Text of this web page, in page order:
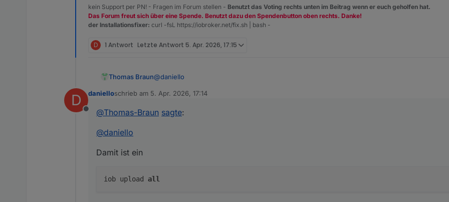
kein Support per PN! - Fragen im Forum stellen - Benutzt das Voting rechts unten im Beitrag wenn er euch geholfen hat.
Das Forum freut sich über eine Spende. Benutzt dazu den Spendenbutton oben rechts. Danke!
der Installationsfixer: curl -fsL https://iobroker.net/fix.sh | bash -
D 1 Antwort Letzte Antwort 5. Apr. 2026, 17:15
Thomas Braun@daniello
Damit ist ein
D
Offline
danielloschrieb am 5. Apr. 2026, 17:14
zuletzt editiert von
@Thomas-Braun sagte:
@daniello
Damit ist ein
iob upload all